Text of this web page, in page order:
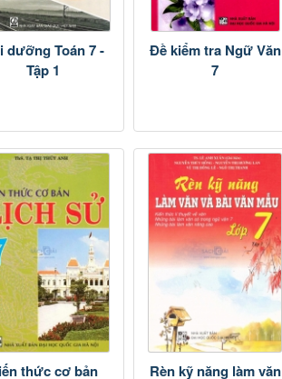
dưỡng Toán 7 -
Tập 1
Đề kiểm tra Ngữ Văn
7
thức cơ bản Rèn kỹ năng làm văn